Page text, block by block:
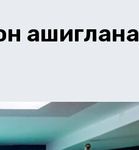
ашиглана